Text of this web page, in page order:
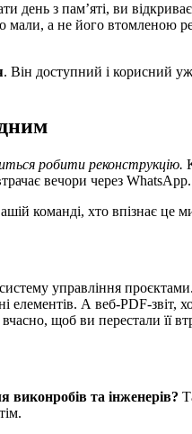
день з пам’яті, ви
а не його втомленою
. Він доступний і корисний
робити реконструкцію.
вечори через WhatsApp.
команді, хто впізнає це
управління
елементів. А веб-PDF-
щоб ви перестали її
виконробів та інженерів?